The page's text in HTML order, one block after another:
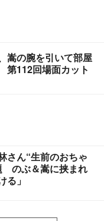
嵩の腕を引いて部屋
112回場面カット
さん“生前のおちゃ
のぶ＆嵩に挟まれ
る」